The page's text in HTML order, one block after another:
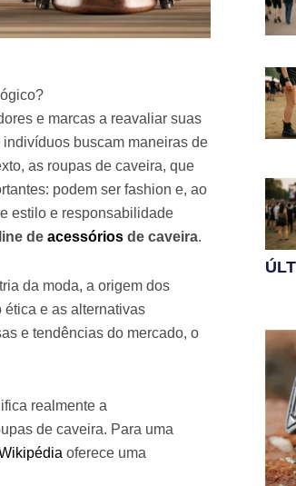
e marcas a reavaliar suas
buscam maneiras de
as roupas de caveira, que
podem ser fashion e, ao
estilo e responsabilidade
de acessórios de caveira.
da moda, a origem dos
e as alternativas
e tendências do mercado, o
realmente a
de caveira. Para uma
oferece uma